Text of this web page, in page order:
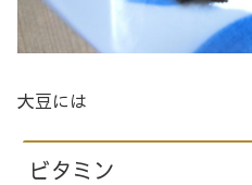
大豆には
ビタミン